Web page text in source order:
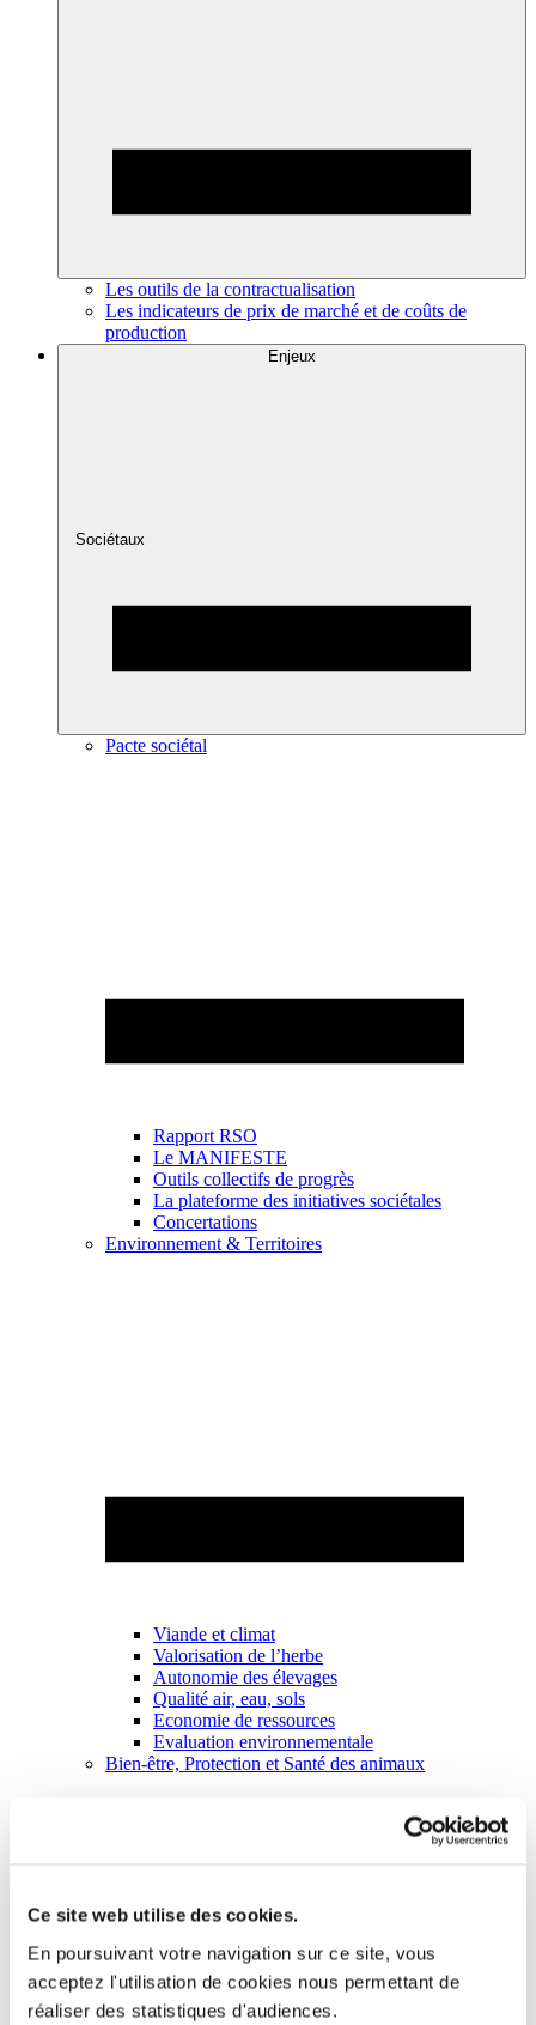
Ce site web utilise des cookies.
En poursuivant votre navigation sur ce site, vous
acceptez l'utilisation de cookies nous permettant de
réaliser des statistiques d'audiences.
Les outils de la contractualisation
Les indicateurs de prix de marché et de coûts de
production
Enjeux
Sociétaux
Pacte sociétal
Rapport RSO
Le MANIFESTE
Outils collectifs de progrès
La plateforme des initiatives sociétales
Concertations
Environnement & Territoires
Viande et climat
Valorisation de l’herbe
Autonomie des élevages
Qualité air, eau, sols
Economie de ressources
Evaluation environnementale
Bien-être, Protection et Santé des animaux